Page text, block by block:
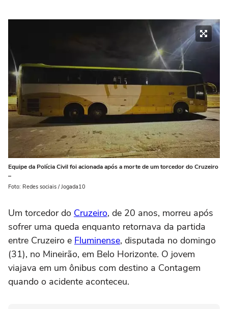
Equipe da Polícia Civil foi acionada após a morte de um torcedor do Cruzeiro
–
Foto: Redes sociais / Jogada10
Um torcedor do Cruzeiro, de 20 anos, morreu após
sofrer uma queda enquanto retornava da partida
entre Cruzeiro e Fluminense, disputada no domingo
(31), no Mineirão, em Belo Horizonte. O jovem
viajava em um ônibus com destino a Contagem
quando o acidente aconteceu.